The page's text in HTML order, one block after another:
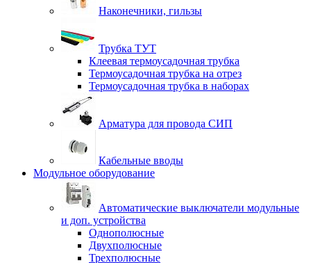
Наконечники, гильзы
Трубка ТУТ
Клеевая термоусадочная трубка
Термоусадочная трубка на отрез
Термоусадочная трубка в наборах
Арматура для провода СИП
Кабельные вводы
Модульное оборудование
Автоматические выключатели модульные
и доп. устройства
Однополюсные
Двухполюсные
Трехполюсные